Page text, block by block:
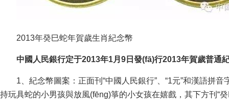
2013年癸巳蛇年賀歲生肖紀念幣
中國人民銀行定于2013年1月9日發(fā)行2013年賀歲普通紀念
1、紀念幣圖案：正面刊“中國人民銀行”、“1元”和漢語拼音
持玩具蛇的小男孩與放風(fēng)箏的小女孩在嬉戲，其下方刊“癸